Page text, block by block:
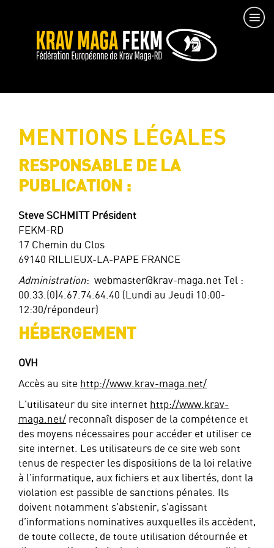
MENTIONS LÉGALES
RESPONSABLE DE LA
PUBLICATION :
Steve SCHMITT Président
FEKM-RD
17 Chemin du Clos
69140 RILLIEUX-LA-PAPE FRANCE
Administration: webmaster@krav-maga.net Tel :
00.33.(0)4.67.74.64.40 (Lundi au Jeudi 10:00-
12:30/répondeur)
HÉBERGEMENT
OVH
Accès au site http://www.krav-maga.net/
L’utilisateur du site internet http://www.krav-
maga.net/ reconnaît disposer de la compétence et
des moyens nécessaires pour accéder et utiliser ce
site internet. Les utilisateurs de ce site web sont
tenus de respecter les dispositions de la loi relative
à l’informatique, aux fichiers et aux libertés, dont la
violation est passible de sanctions pénales. Ils
doivent notamment s’abstenir, s’agissant
d’informations nominatives auxquelles ils accèdent,
de toute collecte, de toute utilisation détournée et